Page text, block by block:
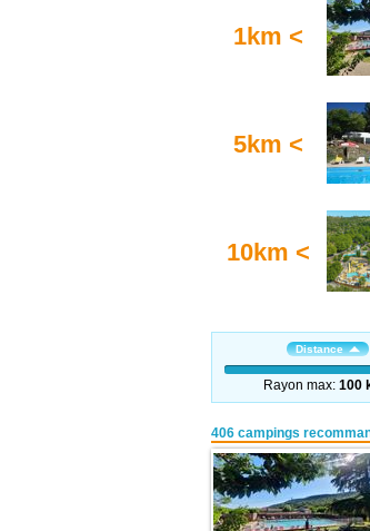
1km <
5km <
10km <
Distance
Rayon max: 100
406 campings